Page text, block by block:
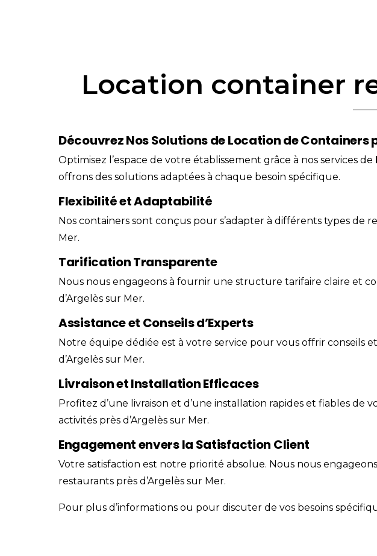
Location container
Découvrez Nos Solutions de Location de Containers
Optimisez l’espace de votre établissement grâce à nos services de
offrons des solutions adaptées à chaque besoin spécifique.
Flexibilité et Adaptabilité
Nos containers sont conçus pour s’adapter à différents types de
Mer.
Tarification Transparente
Nous nous engageons à fournir une structure tarifaire claire et
d’Argelès sur Mer.
Assistance et Conseils d’Experts
Notre équipe dédiée est à votre service pour vous offrir conseils
d’Argelès sur Mer.
Livraison et Installation Efficaces
Profitez d’une livraison et d’une installation rapides et fiables de
activités près d’Argelès sur Mer.
Engagement envers la Satisfaction Client
Votre satisfaction est notre priorité absolue. Nous nous
restaurants près d’Argelès sur Mer.
Pour plus d’informations ou pour discuter de vos besoins